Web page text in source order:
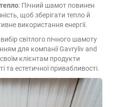
: Пічний шамот повинен
щоб зберігати тепло й
використання енергії.
світлого пічного шамоту
для компанії Gavryliv and
клієнтам продукти
та естетичної привабливості.